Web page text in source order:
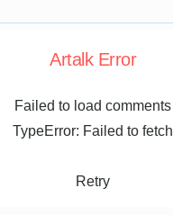
Artalk Error
Failed to load comments
TypeError: Failed to fetch
Retry